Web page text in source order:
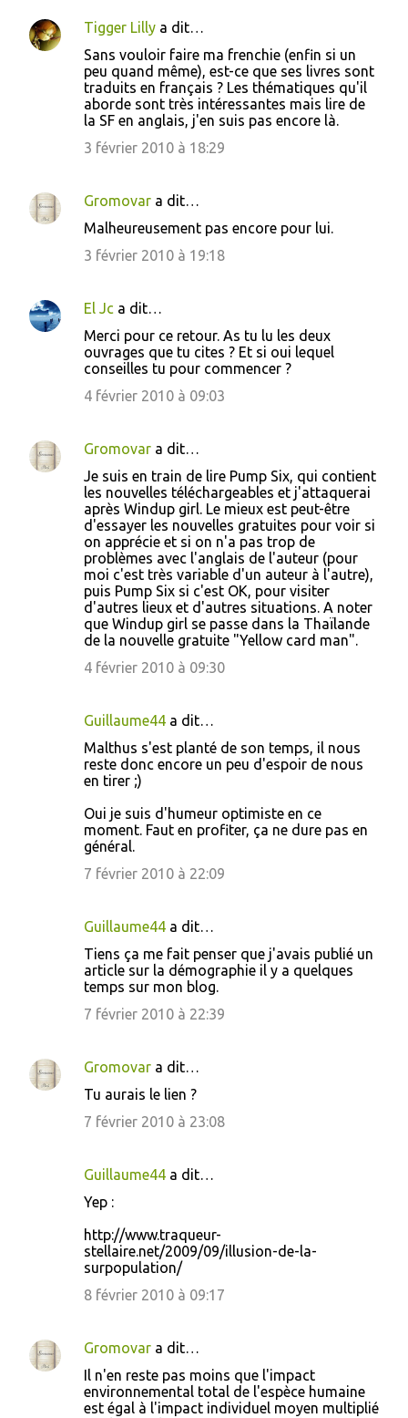
C
t
a
s
Tigger Lilly a dit…
Sans vouloir faire ma frenchie (enfin si un
peu quand même), est-ce que ses livres sont
traduits en français ? Les thématiques qu'il
aborde sont très intéressantes mais lire de
la SF en anglais, j'en suis pas encore là.
3 février 2010 à 18:29
Gromovar a dit…
Malheureusement pas encore pour lui.
3 février 2010 à 19:18
El Jc a dit…
Merci pour ce retour. As tu lu les deux
ouvrages que tu cites ? Et si oui lequel
conseilles tu pour commencer ?
4 février 2010 à 09:03
Gromovar a dit…
Je suis en train de lire Pump Six, qui contient
les nouvelles téléchargeables et j'attaquerai
après Windup girl. Le mieux est peut-être
d'essayer les nouvelles gratuites pour voir si
on apprécie et si on n'a pas trop de
problèmes avec l'anglais de l'auteur (pour
moi c'est très variable d'un auteur à l'autre),
puis Pump Six si c'est OK, pour visiter
d'autres lieux et d'autres situations. A noter
que Windup girl se passe dans la Thaïlande
de la nouvelle gratuite "Yellow card man".
4 février 2010 à 09:30
Guillaume44 a dit…
Malthus s'est planté de son temps, il nous
reste donc encore un peu d'espoir de nous
en tirer ;)
Oui je suis d'humeur optimiste en ce
moment. Faut en profiter, ça ne dure pas en
général.
7 février 2010 à 22:09
Guillaume44 a dit…
Tiens ça me fait penser que j'avais publié un
article sur la démographie il y a quelques
temps sur mon blog.
7 février 2010 à 22:39
Gromovar a dit…
Tu aurais le lien ?
7 février 2010 à 23:08
Guillaume44 a dit…
Yep :
http://www.traqueur-
stellaire.net/2009/09/illusion-de-la-
surpopulation/
8 février 2010 à 09:17
Gromovar a dit…
Il n'en reste pas moins que l'impact
environnemental total de l'espèce humaine
est égal à l'impact individuel moyen multiplié